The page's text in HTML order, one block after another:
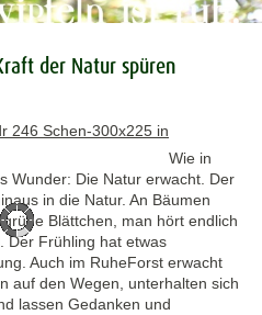
der Natur spüren
Wie in
Wunder: Die Natur erwacht. Der
in die Natur. An Bäumen
Blättchen, man hört endlich
Der Frühling hat etwas
Auch im RuheForst erwacht
auf den Wegen, unterhalten sich
lassen Gedanken und